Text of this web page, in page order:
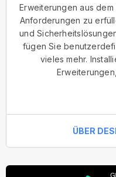
Erweiterungen aus
Anforderungen zu
und
fügen Sie
vieles mehr.
ÜBER